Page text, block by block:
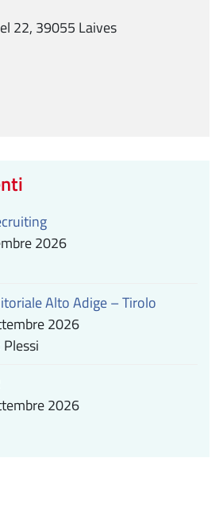
22, 39055 Laives
2026
Alto Adige – Tirolo
2026
2026